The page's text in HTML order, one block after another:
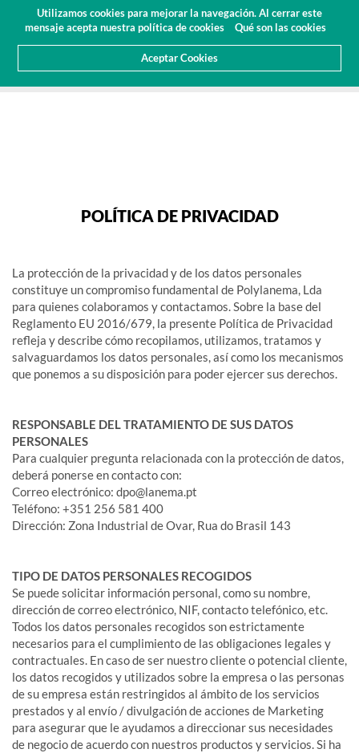
Utilizamos cookies para mejorar la navegación. Al cerrar este
mensaje acepta nuestra política de cookies
Qué son las cookies
Aceptar Cookies
Área Cliente
Presupuesto(0)
POLÍTICA DE PRIVACIDAD
La protección de la privacidad y de los datos personales
constituye un compromiso fundamental de Polylanema, Lda
para quienes colaboramos y contactamos. Sobre la base del
Reglamento EU 2016/679, la presente Política de Privacidad
refleja y describe cómo recopilamos, utilizamos, tratamos y
salvaguardamos los datos personales, así como los mecanismos
que ponemos a su disposición para poder ejercer sus derechos.
RESPONSABLE DEL TRATAMIENTO DE SUS DATOS
PERSONALES
Para cualquier pregunta relacionada con la protección de datos,
deberá ponerse en contacto con:
Correo electrónico: dpo@lanema.pt
Teléfono: +351 256 581 400
Dirección: Zona Industrial de Ovar, Rua do Brasil 143
TIPO DE DATOS PERSONALES RECOGIDOS
Se puede solicitar información personal, como su nombre,
dirección de correo electrónico, NIF, contacto telefónico, etc.
Todos los datos personales recogidos son estrictamente
necesarios para el cumplimiento de las obligaciones legales y
contractuales. En caso de ser nuestro cliente o potencial cliente,
los datos recogidos y utilizados sobre la empresa o las personas
de su empresa están restringidos al ámbito de los servicios
prestados y al envío / divulgación de acciones de Marketing
para asegurar que le ayudamos a direccionar sus necesidades
de negocio de acuerdo con nuestros productos y servicios. Si ha